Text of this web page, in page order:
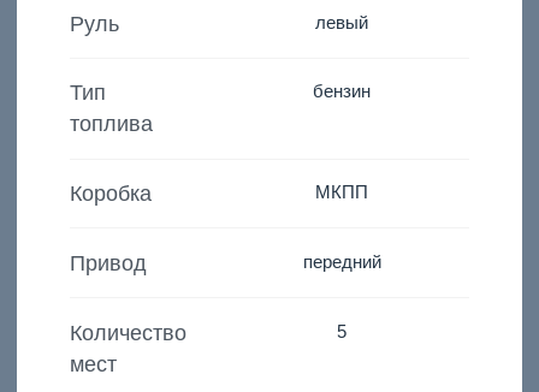
Руль левый
Тип
топлива
бензин
Коробка МКПП
Привод передний
Количество
мест
5